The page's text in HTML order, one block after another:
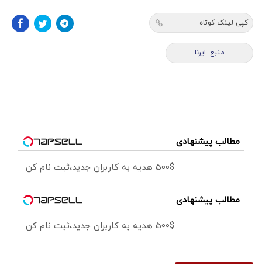
کپی لینک کوتاه
منبع: ایرنا
مطالب پیشنهادی
500$ هدیه به کاربران جدید،ثبت نام کن
مطالب پیشنهادی
500$ هدیه به کاربران جدید،ثبت نام کن